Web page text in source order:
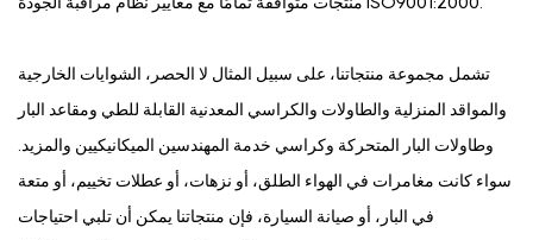
تشمل مجموعة منتجاتنا، على سبيل المثال لا الحصر، الشوايات الخارجية
والمواقد المنزلية والطاولات والكراسي المعدنية القابلة للطي ومقاعد البار
وطاولات البار المتحركة وكراسي خدمة المهندسين الميكانيكيين والمزيد.
سواء كانت مغامرات في الهواء الطلق، أو نزهات، أو عطلات تخييم، أو متعة
في البار، أو صيانة السيارة، فإن منتجاتنا يمكن أن تلبي احتياجات